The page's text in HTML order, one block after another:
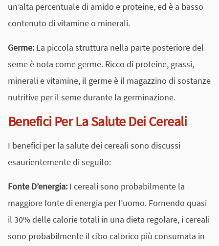
un’alta percentuale di amido e proteine, ed è a basso
contenuto di vitamine o minerali.
Germe: La piccola struttura nella parte posteriore del
seme è nota come germe. Ricco di proteine, grassi,
minerali e vitamine, il germe è il magazzino di sostanze
nutritive per il seme durante la germinazione.
Benefici Per La Salute Dei Cereali
I benefici per la salute dei cereali sono discussi
esaurientemente di seguito:
Fonte D’energia: I cereali sono probabilmente la
maggiore fonte di energia per l’uomo. Fornendo quasi
il 30% delle calorie totali in una dieta regolare, i cereali
sono probabilmente il cibo calorico più consumata in